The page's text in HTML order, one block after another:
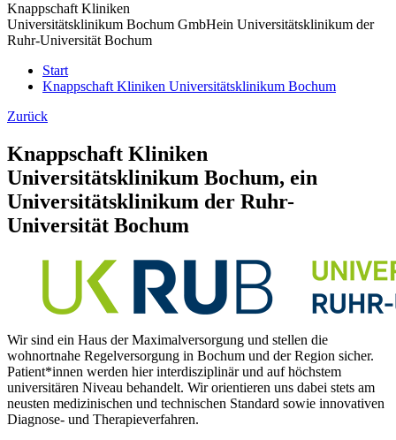
Knappschaft Kliniken
Universitätsklinikum Bochum GmbHein Universitätsklinikum der
Ruhr-Universität Bochum
Start
Knappschaft Kliniken Universitätsklinikum Bochum
Zurück
Knappschaft Kliniken
Universitätsklinikum Bochum, ein
Universitätsklinikum der Ruhr-
Universität Bochum
Wir sind ein Haus der Maximalversorgung und stellen die
wohnortnahe Regelversorgung in Bochum und der Region sicher.
Patient*innen werden hier interdisziplinär und auf höchstem
universitären Niveau behandelt. Wir orientieren uns dabei stets am
neusten medizinischen und technischen Standard sowie innovativen
Diagnose- und Therapieverfahren.